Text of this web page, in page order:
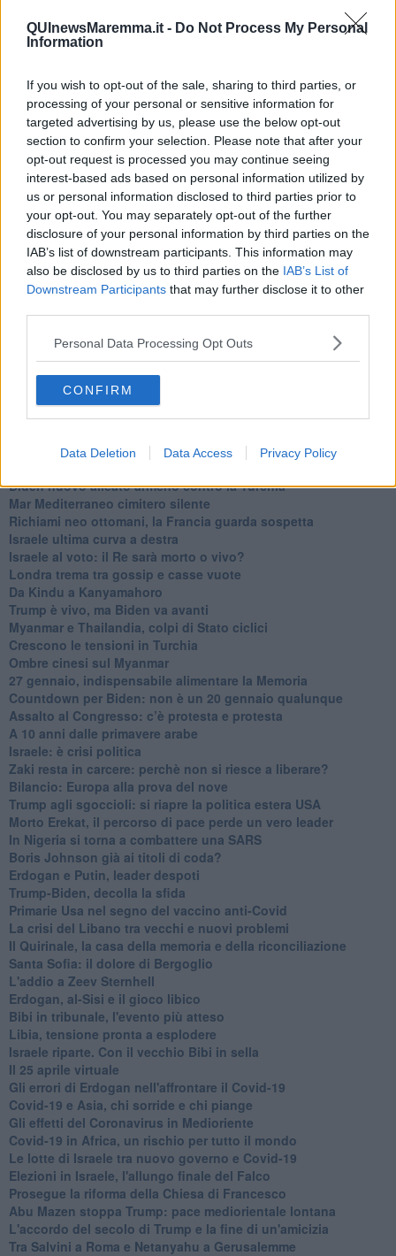
QUInewsMaremma.it - Do Not Process My Personal
Information
If you wish to opt-out of the sale, sharing to third parties, or
processing of your personal or sensitive information for
targeted advertising by us, please use the below opt-out
section to confirm your selection. Please note that after your
opt-out request is processed you may continue seeing
interest-based ads based on personal information utilized by
us or personal information disclosed to third parties prior to
your opt-out. You may separately opt-out of the further
disclosure of your personal information by third parties on the
IAB’s list of downstream participants. This information may
also be disclosed by us to third parties on the IAB’s List of
Downstream Participants that may further disclose it to other
Personal Data Processing Opt Outs
CONFIRM
Data Deletion Data Access Privacy Policy
Erdoğan e l'informazione
Crisi Corona, crisi Johnson, problemi post Brexit
Desmond Tutu "la voce dei senza voce"
Natale da incubo per Boris Johnson
La questione Ucraina
Cipro, un ponte dove si mischiano le culture
Una vigilia di Natale per un nuovo Rais
La questione israelo-palestinese ignorata dal G20
Erdogan continua a sfidare l'Occidente
Libano, collasso economico e guerra civile
Johnson, da Trump a Biden alla Brexit
L'AUKUS e il Quad
Biden, primo presidente USA non in guerra
Papa Bergoglio vedrà Viktor Orbán
Bennet, un giorno in attesa di Biden
Sudafrica, è allarme alimentare
Usa di nuovo al centro della geopolitica internazionale
L’appuntamento di Israele con il cambiamento
La farsa delle elezioni in Siria
In Medioriente non ci sono favole, solo realtà
Niente di nuovo in Medioriente
Biden nuovo alleato armeno contro la Turchia
Mar Mediterraneo cimitero silente
Richiami neo ottomani, la Francia guarda sospetta
Israele ultima curva a destra
Israele al voto: il Re sarà morto o vivo?
Londra trema tra gossip e casse vuote
Da Kindu a Kanyamahoro
Trump è vivo, ma Biden va avanti
Myanmar e Thailandia, colpi di Stato ciclici
Crescono le tensioni in Turchia
Ombre cinesi sul Myanmar
27 gennaio, indispensabile alimentare la Memoria
Countdown per Biden: non è un 20 gennaio qualunque
Assalto al Congresso: c’è protesta e protesta
A 10 anni dalle primavere arabe
Israele: è crisi politica
Zaki resta in carcere: perchè non si riesce a liberare?
Bilancio: Europa alla prova del nove
Trump agli sgoccioli: si riapre la politica estera USA
Morto Erekat, il percorso di pace perde un vero leader
In Nigeria si torna a combattere una SARS
Boris Johnson già ai titoli di coda?
Erdogan e Putin, leader despoti
Trump-Biden, decolla la sfida
Primarie Usa nel segno del vaccino anti-Covid
La crisi del Libano tra vecchi e nuovi problemi
Il Quirinale, la casa della memoria e della riconciliazione
Santa Sofia: il dolore di Bergoglio
L'addio a ​Zeev Sternhell
Erdogan, al-Sisi e il gioco libico
Bibi in tribunale, l'evento più atteso
Libia, tensione pronta a esplodere
Israele riparte. Con il vecchio Bibi in sella
Il 25 aprile virtuale
Gli errori di Erdogan nell'affrontare il Covid-19
Covid-19 e Asia, chi sorride e chi piange
Gli effetti del Coronavirus in Medioriente
Covid-19 in Africa, un rischio per tutto il mondo
Le lotte di Israele tra nuovo governo e Covid-19
Elezioni in Israele, l'allungo finale del Falco
Prosegue la riforma della Chiesa di Francesco
Abu Mazen stoppa Trump: pace mediorientale lontana
L'accordo del secolo di Trump e la fine di un'amicizia
Tra Salvini a Roma e Netanyahu a Gerusalemme